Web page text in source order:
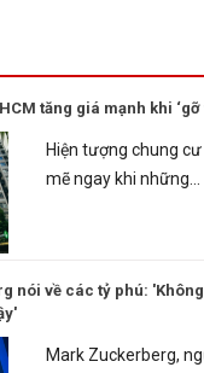
tăng giá mạnh khi
Hiện tượng chung
mẽ ngay khi những...
nói về các tỷ phú:
Mark Zuckerberg,